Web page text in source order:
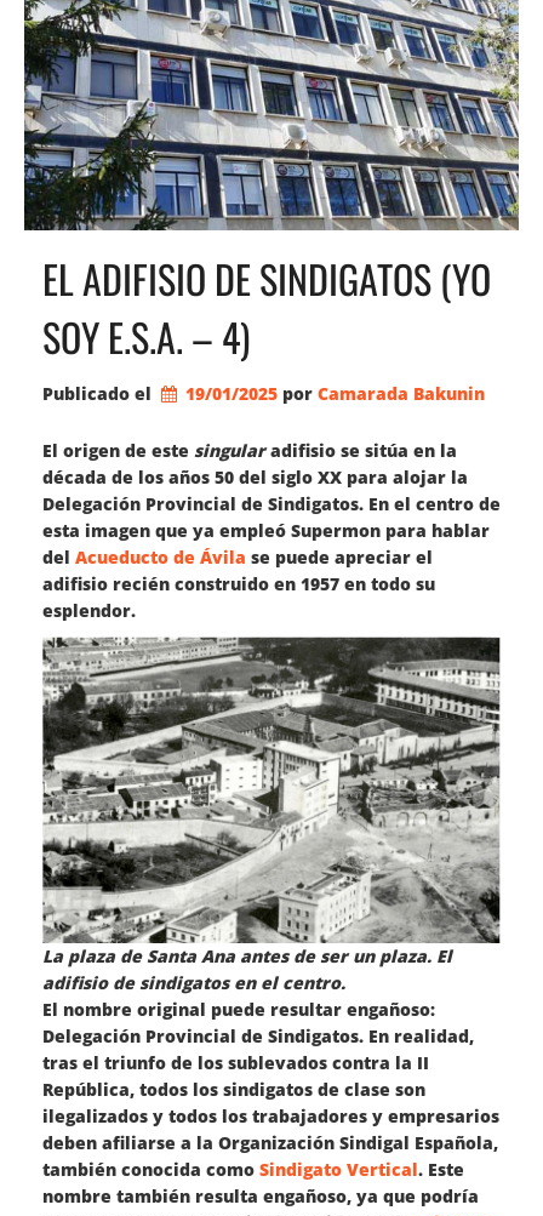
EL ADIFISIO DE SINDIGATOS (YO
SOY E.S.A. – 4)
Publicado el 19/01/2025 por Camarada Bakunin
El origen de este singularadifisio se sitúa en la
década de los años 50 del siglo XX para alojar la
Delegación Provincial de Sindigatos. En el centro de
esta imagen que ya empleó Supermon para hablar
del Acueducto de Ávila se puede apreciar el
adifisio recién construido en 1957 en todo su
esplendor.
La plaza de Santa Ana antes de ser un plaza. El
adifisio de sindigatos en el centro.
El nombre original puede resultar engañoso:
Delegación Provincial de Sindigatos. En realidad,
tras el triunfo de los sublevados contra la II
República, todos los sindigatos de clase son
ilegalizados y todos los trabajadores y empresarios
deben afiliarse a la Organización Sindigal Española,
también conocida como Sindigato Vertical. Este
nombre también resulta engañoso, ya que podría